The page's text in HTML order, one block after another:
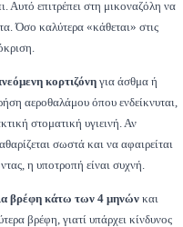
Αυτό επιτρέπει στη μικοναζόλη να
Όσο καλύτερα «κάθεται» στις
κορτιζόνη για άσθμα ή
αεροθαλάμου όπου ενδείκνυται,
στοματική υγιεινή. Αν
σωστά και να αφαιρείται
η υποτροπή είναι συχνή.
βρέφη κάτω των 4 μηνών και
βρέφη, γιατί υπάρχει κίνδυνος